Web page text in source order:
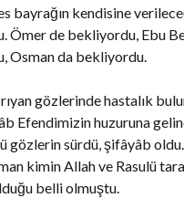
bayrağın kendisine
Ömer de bekliyordu, Ebu
Osman da bekliyordu.
gözlerinde hastalık
Efendimizin huzuruna
gözlerin sürdü, şifâyâb
kimin Allah ve Rasulü
belli olmuştu.